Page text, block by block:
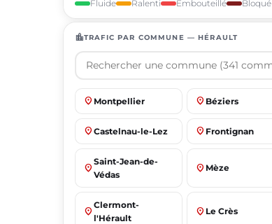
Fluide Ralenti Embouteillé Bloqué
location_cityTRAFIC PAR COMMUNE — HÉRAULT
place Montpellier place Béziers
place Castelnau-le-Lez place Frontignan
place
Saint-Jean-de-
Védas
place Mèze
place
Clermont-
l'Hérault
place Le Crès